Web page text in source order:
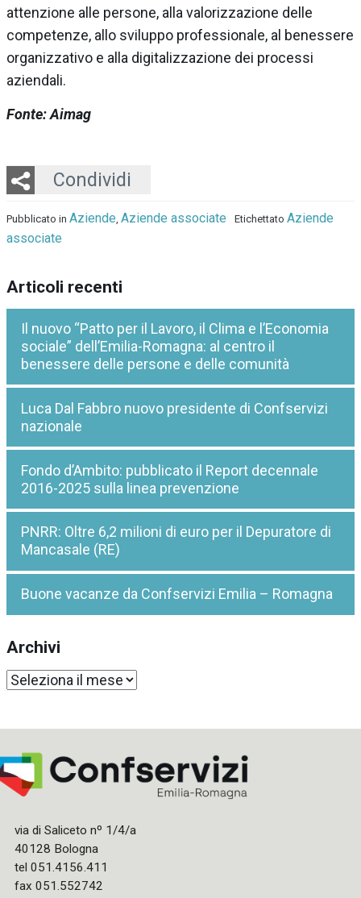
attenzione alle persone, alla valorizzazione delle
competenze, allo sviluppo professionale, al benessere
organizzativo e alla digitalizzazione dei processi
aziendali.
Fonte: Aimag
Condividi
Twitter
LinkedIn
Email
Whatsapp
Pubblicato in Aziende Aziende associate Etichettato Aziende
associate
Articoli recenti
Il nuovo “Patto per il Lavoro, il Clima e l’Economia
sociale” dell’Emilia-Romagna: al centro il
benessere delle persone e delle comunità
Luca Dal Fabbro nuovo presidente di Confservizi
nazionale
Fondo d’Ambito: pubblicato il Report decennale
2016-2025 sulla linea prevenzione
PNRR: Oltre 6,2 milioni di euro per il Depuratore di
Mancasale (RE)
Buone vacanze da Confservizi Emilia – Romagna
Archivi
Archivi
via di Saliceto nº 1/4/a
40128 Bologna
tel 051.4156.411
fax 051.552742